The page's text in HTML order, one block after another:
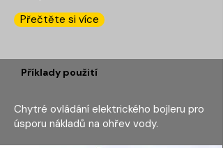
Přečtěte si více
Příklady použití
Chytré ovládání elektrického bojleru pro
úsporu nákladů na ohřev vody.